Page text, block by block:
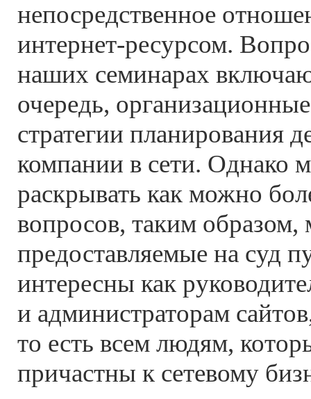
непосредственное
интернет-ресурсом.
наших семинарах
очередь,
стратегии планирования
компании в сети. Однако
раскрывать как можно
вопросов, таким образом,
предоставляемые на суд
интересны как
и администраторам
то есть всем людям,
причастны к сетевому